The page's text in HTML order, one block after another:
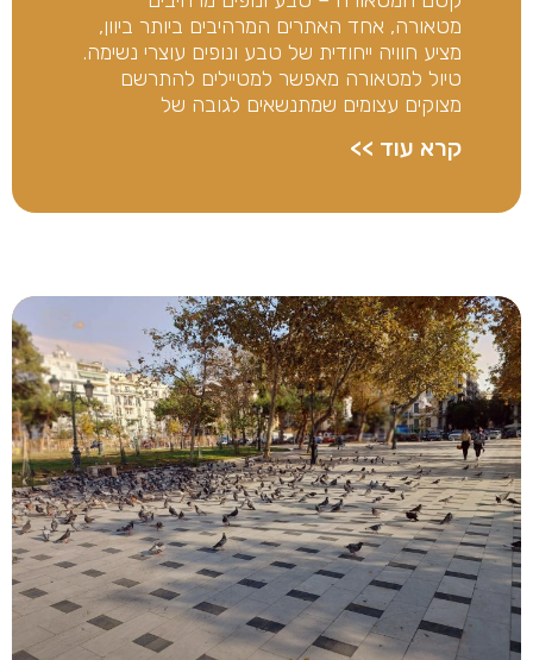
מטאורה, אחד האתרים המרהיבים ביותר ביוון,
מציע חוויה ייחודית של טבע ונופים עוצרי נשימה.
טיול למטאורה מאפשר למטיילים להתרשם
מצוקים עצומים שמתנשאים לגובה של
קרא עוד >>